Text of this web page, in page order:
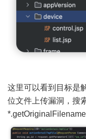
这里可以看到目标是
位文件上传漏洞，搜